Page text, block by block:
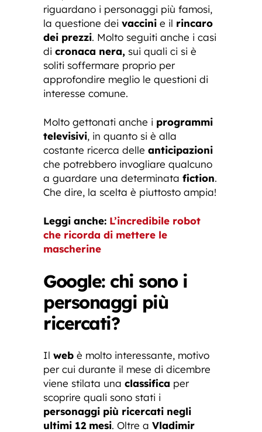
riguardano i personaggi più famosi,
la questione dei vaccini e il rincaro
dei prezzi. Molto seguiti anche i casi
di cronaca nera, sui quali ci si è
soliti soffermare proprio per
approfondire meglio le questioni di
interesse comune.
Molto gettonati anche i programmi
televisivi, in quanto si è alla
costante ricerca delle anticipazioni
che potrebbero invogliare qualcuno
a guardare una determinata fiction.
Che dire, la scelta è piuttosto ampia!
Leggi anche: L’incredibile robot
che ricorda di mettere le
mascherine
Google: chi sono i
personaggi più
ricercati?
Il web è molto interessante, motivo
per cui durante il mese di dicembre
viene stilata una classifica per
scoprire quali sono stati i
personaggi più ricercati negli
ultimi 12 mesi. Oltre a Vladimir